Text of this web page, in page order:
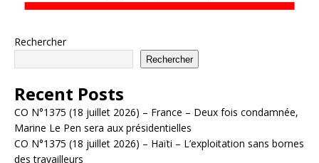
Rechercher
Rechercher
Recent Posts
CO N°1375 (18 juillet 2026) – France – Deux fois condamnée,
Marine Le Pen sera aux présidentielles
CO N°1375 (18 juillet 2026) – Haïti – L’exploitation sans bornes
des travailleurs